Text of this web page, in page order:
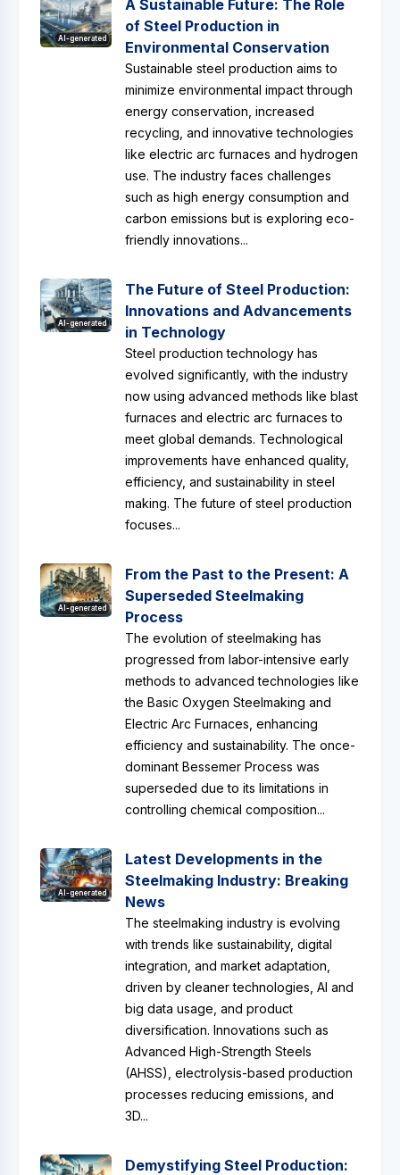
AI-generated
A Sustainable Future: The Role
of Steel Production in
Environmental Conservation
Sustainable steel production aims to
minimize environmental impact through
energy conservation, increased
recycling, and innovative technologies
like electric arc furnaces and hydrogen
use. The industry faces challenges
such as high energy consumption and
carbon emissions but is exploring eco-
friendly innovations...
AI-generated
The Future of Steel Production:
Innovations and Advancements
in Technology
Steel production technology has
evolved significantly, with the industry
now using advanced methods like blast
furnaces and electric arc furnaces to
meet global demands. Technological
improvements have enhanced quality,
efficiency, and sustainability in steel
making. The future of steel production
focuses...
AI-generated
From the Past to the Present: A
Superseded Steelmaking
Process
The evolution of steelmaking has
progressed from labor-intensive early
methods to advanced technologies like
the Basic Oxygen Steelmaking and
Electric Arc Furnaces, enhancing
efficiency and sustainability. The once-
dominant Bessemer Process was
superseded due to its limitations in
controlling chemical composition...
AI-generated
Latest Developments in the
Steelmaking Industry: Breaking
News
The steelmaking industry is evolving
with trends like sustainability, digital
integration, and market adaptation,
driven by cleaner technologies, AI and
big data usage, and product
diversification. Innovations such as
Advanced High-Strength Steels
(AHSS), electrolysis-based production
processes reducing emissions, and
3D...
Demystifying Steel Production: